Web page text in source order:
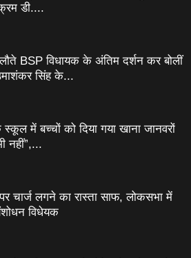
डी....
BSP विधायक के अंतिम दर्शन कर बोलीं
सिंह के...
स्‍कूल में बच्‍चों को दिया गया खाना जानवरों
नहीं”,...
चार्ज लगने का रास्ता साफ, लोकसभा में
विधेयक